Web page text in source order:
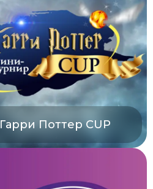
Гарри Поттер CUP